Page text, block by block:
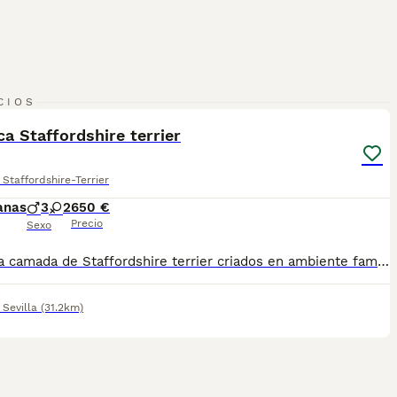
Staffordshire terrier
Staffordshire-Terrier
3 2
Sexo
650 €
Precio
Preciosa camada de Staffordshire terrier criados en ambiente familiar, muy buena morfología. Se entregan vacunados desparasitados y con su cartilla sanitaria. Posibilidad de entrega en cualquier lugar de españa.
Sevilla (31.2km)